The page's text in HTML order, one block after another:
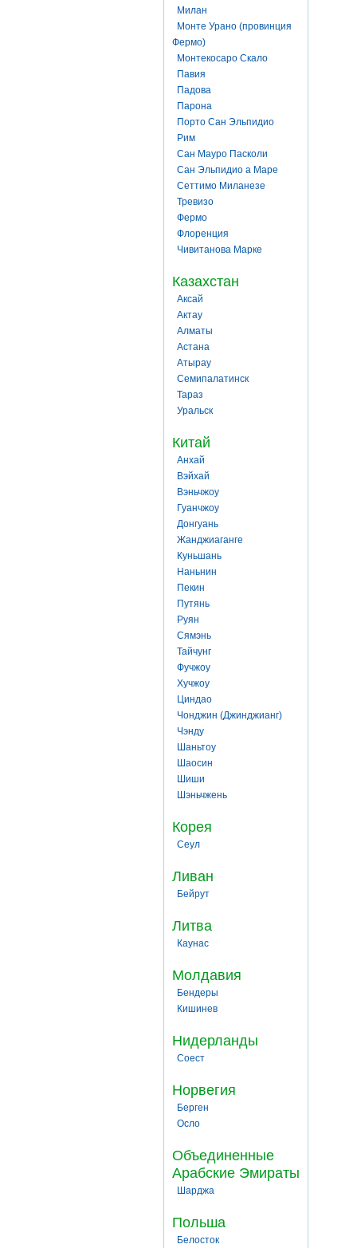
Милан
Монте Урано (провинция
Фермо)
Монтекосаро Скало
Павия
Падова
Парона
Порто Сан Эльпидио
Рим
Сан Мауро Пасколи
Сан Эльпидио а Маре
Сеттимо Миланезе
Тревизо
Фермо
Флоренция
Чивитанова Марке
Казахстан
Аксай
Актау
Алматы
Астана
Атырау
Семипалатинск
Тараз
Уральск
Китай
Анхай
Вэйхай
Вэньчжоу
Гуанчжоу
Донгуань
Жанджиаганге
Куньшань
Наньнин
Пекин
Путянь
Руян
Сямэнь
Тайчунг
Фучжоу
Хучжоу
Циндао
Чонджин (Джинджианг)
Чэнду
Шаньтоу
Шаосин
Шиши
Шэньчжень
Корея
Сеул
Ливан
Бейрут
Литва
Каунас
Молдавия
Бендеры
Кишинев
Нидерланды
Соест
Норвегия
Берген
Осло
Объединенные
Арабские Эмираты
Шарджа
Польша
Белосток